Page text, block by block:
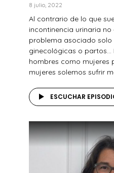
8 julio, 2022
Al contrario de lo que
incontinencia urinaria
problema asociado solo
ginecológicas o partos…
hombres como mujeres
mujeres solemos sufrir
ESCUCHAR